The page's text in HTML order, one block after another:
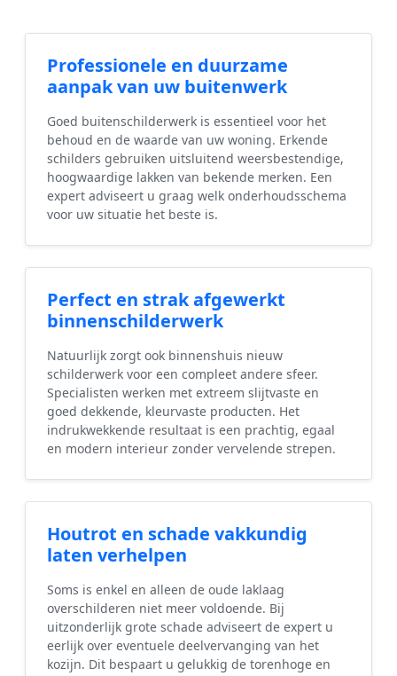
Professionele en duurzame
aanpak van uw buitenwerk
Goed buitenschilderwerk is essentieel voor het
behoud en de waarde van uw woning. Erkende
schilders gebruiken uitsluitend weersbestendige,
hoogwaardige lakken van bekende merken. Een
expert adviseert u graag welk onderhoudsschema
voor uw situatie het beste is.
Perfect en strak afgewerkt
binnenschilderwerk
Natuurlijk zorgt ook binnenshuis nieuw
schilderwerk voor een compleet andere sfeer.
Specialisten werken met extreem slijtvaste en
goed dekkende, kleurvaste producten. Het
indrukwekkende resultaat is een prachtig, egaal
en modern interieur zonder vervelende strepen.
Houtrot en schade vakkundig
laten verhelpen
Soms is enkel en alleen de oude laklaag
overschilderen niet meer voldoende. Bij
uitzonderlijk grote schade adviseert de expert u
eerlijk over eventuele deelvervanging van het
kozijn. Dit bespaart u gelukkig de torenhoge en